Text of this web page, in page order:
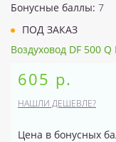
Бонусные баллы: 7
ПОД ЗАКАЗ
Воздуховод DF 500 Q
605 р.
НАШЛИ ДЕШЕВЛЕ?
Цена в бонусных